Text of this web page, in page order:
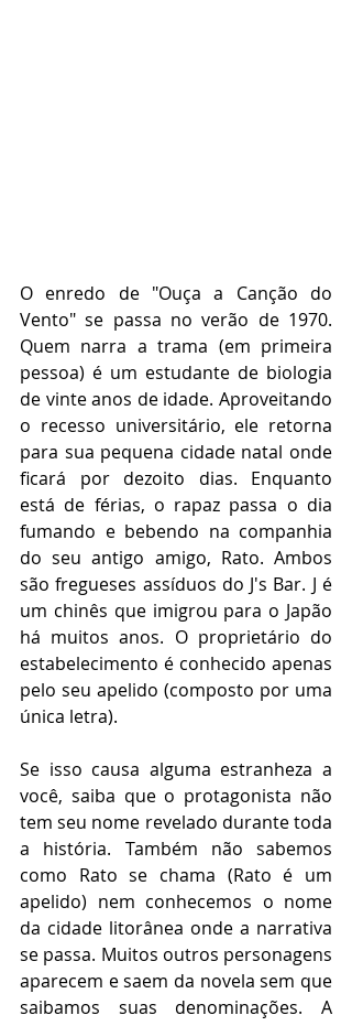
O enredo de "Ouça a Canção do
Vento" se passa no verão de 1970.
Quem narra a trama (em primeira
pessoa) é um estudante de biologia
de vinte anos de idade. Aproveitando
o recesso universitário, ele retorna
para sua pequena cidade natal onde
ficará por dezoito dias. Enquanto
está de férias, o rapaz passa o dia
fumando e bebendo na companhia
do seu antigo amigo, Rato. Ambos
são fregueses assíduos do J's Bar. J é
um chinês que imigrou para o Japão
há muitos anos. O proprietário do
estabelecimento é conhecido apenas
pelo seu apelido (composto por uma
única letra).
Se isso causa alguma estranheza a
você, saiba que o protagonista não
tem seu nome revelado durante toda
a história. Também não sabemos
como Rato se chama (Rato é um
apelido) nem conhecemos o nome
da cidade litorânea onde a narrativa
se passa. Muitos outros personagens
aparecem e saem da novela sem que
saibamos suas denominações. A